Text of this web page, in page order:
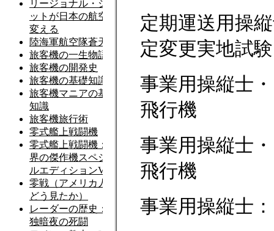
定期運送用操
定変更実地試
事業用操縦士
飛行機
事業用操縦士
飛行機
事業用操縦士